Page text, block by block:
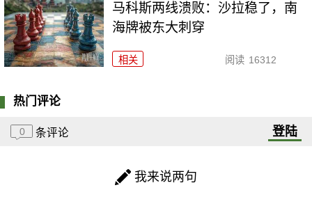
马科斯两线溃败：沙拉稳了，南
海牌被东大刺穿
相关 阅读 16312
热门评论
0 条评论 登陆
我来说两句